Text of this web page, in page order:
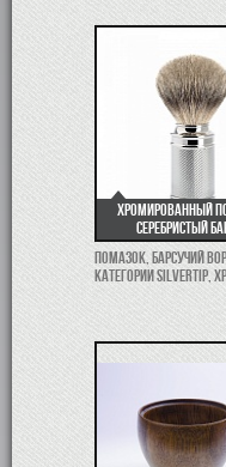
Хромированный
серебристый
Помазок, барсучий
категории Silvertip,